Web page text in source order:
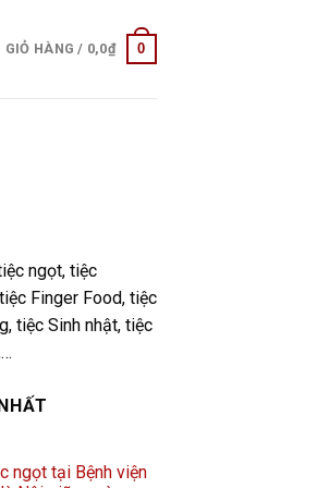
GIỎ HÀNG / 0,0₫ 0
ngọt, tiệc
Finger Food, tiệc
tiệc Sinh nhật, tiệc
ngọt tại Bệnh viện